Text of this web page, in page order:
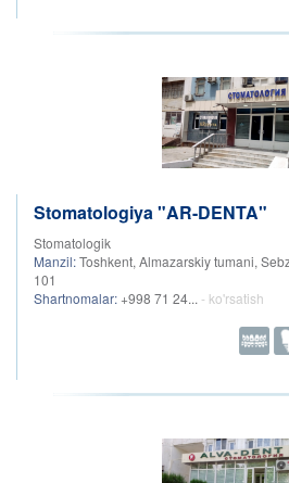
Stomatologiya "AR-DENTA"
Stomatologik
Manzil:Toshkent, Almazarskiy tumani,
101
Shartnomalar: +998 71 24... - ko'rsatish